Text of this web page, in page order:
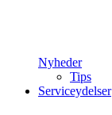
Nyheder
Tips
Serviceydelser